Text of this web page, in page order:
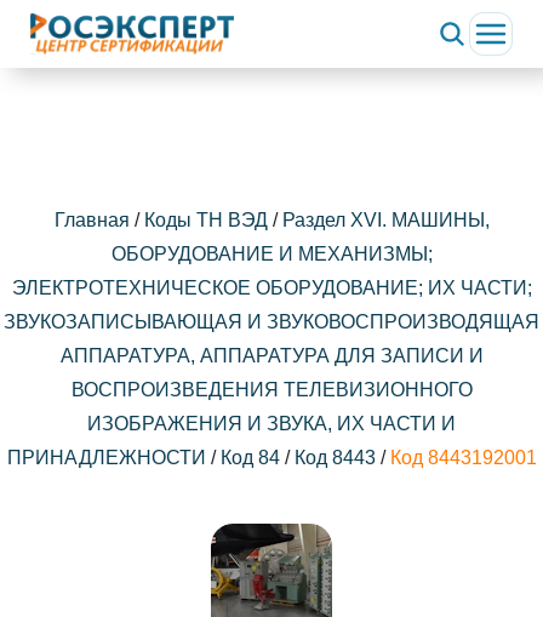
Главная / Коды ТН ВЭД/ Раздел XVI. МАШИНЫ,
ОБОРУДОВАНИЕ И МЕХАНИЗМЫ;
ЭЛЕКТРОТЕХНИЧЕСКОЕ ОБОРУДОВАНИЕ; ИХ ЧАСТИ;
ЗВУКОЗАПИСЫВАЮЩАЯ И ЗВУКОВОСПРОИЗВОДЯЩАЯ
АППАРАТУРА, АППАРАТУРА ДЛЯ ЗАПИСИ И
ВОСПРОИЗВЕДЕНИЯ ТЕЛЕВИЗИОННОГО
ИЗОБРАЖЕНИЯ И ЗВУКА, ИХ ЧАСТИ И
ПРИНАДЛЕЖНОСТИ / Код 84 / Код 8443 / Код 8443192001